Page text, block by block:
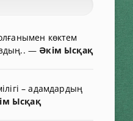
көктем
— Әкім Ысқақ
– адамдардың
Ысқақ